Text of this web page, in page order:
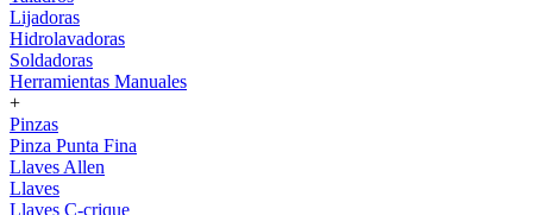
Lijadoras
Hidrolavadoras
Soldadoras
Herramientas Manuales
+
Pinzas
Pinza Punta Fina
Llaves Allen
Llaves
Llaves C-crique